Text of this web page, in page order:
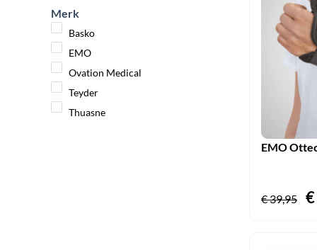
EMO
€39,95 €
Merk
Basko
EMO
Ovation Medical
Teyder
Thuasne